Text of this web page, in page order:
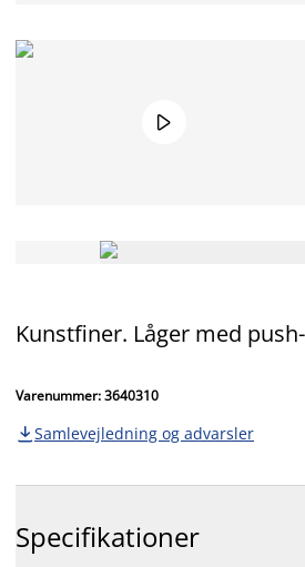

Kunstfiner. Låger med
Varenummer: 3640310
 Samlevejledning og advarsler
Specifikationer